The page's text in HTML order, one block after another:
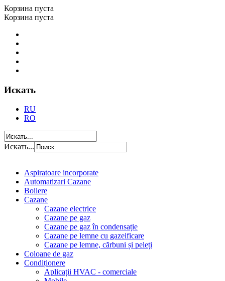
Корзина пуста
Корзина пуста
Искать
RU
RO
Искать...
Aspiratoare incorporate
Automatizari Cazane
Boilere
Cazane
Cazane electrice
Cazane pe gaz
Cazane pe gaz în condensație
Cazane pe lemne cu gazeificare
Cazane pe lemne, cărbuni și peleți
Coloane de gaz
Condiționere
Aplicații HVAC - comerciale